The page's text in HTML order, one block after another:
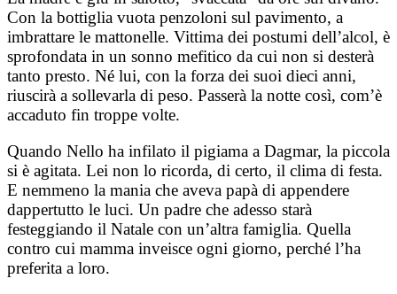
Con la bottiglia vuota penzoloni sul pavimento, a
imbrattare le mattonelle. Vittima dei postumi dell’alcol, è
sprofondata in un sonno mefitico da cui non si desterà
tanto presto. Né lui, con la forza dei suoi dieci anni,
riuscirà a sollevarla di peso. Passerà la notte così, com’è
accaduto fin troppe volte.
Quando Nello ha infilato il pigiama a Dagmar, la piccola
si è agitata. Lei non lo ricorda, di certo, il clima di festa.
E nemmeno la mania che aveva papà di appendere
dappertutto le luci. Un padre che adesso starà
festeggiando il Natale con un’altra famiglia. Quella
contro cui mamma inveisce ogni giorno, perché l’ha
preferita a loro.